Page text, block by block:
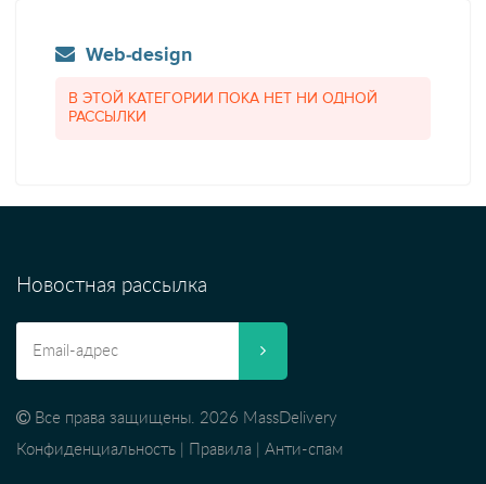
Web-design
В ЭТОЙ КАТЕГОРИИ ПОКА НЕТ НИ ОДНОЙ
РАССЫЛКИ
Новостная рассылка
Все права защищены. 2026 MassDelivery
Конфиденциальность
Правила Анти-спам